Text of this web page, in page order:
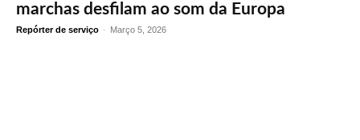
marchas desfilam ao som da Europa
Repórter de serviço - Março 5, 2026